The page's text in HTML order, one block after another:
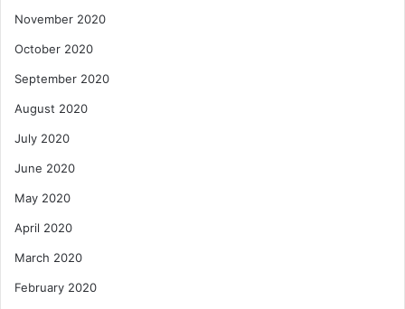
November 2020
October 2020
September 2020
August 2020
July 2020
June 2020
May 2020
April 2020
March 2020
February 2020